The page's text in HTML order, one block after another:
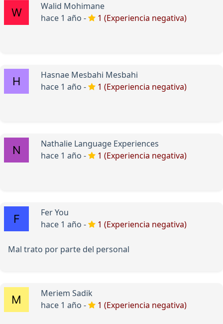
Walid Mohimane
hace 1 año -
1 (Experiencia negativa)
Hasnae Mesbahi Mesbahi
hace 1 año -
1 (Experiencia negativa)
Nathalie Language Experiences
hace 1 año -
1 (Experiencia negativa)
Fer You
hace 1 año -
1 (Experiencia negativa)
Mal trato por parte del personal
Meriem Sadik
hace 1 año -
1 (Experiencia negativa)